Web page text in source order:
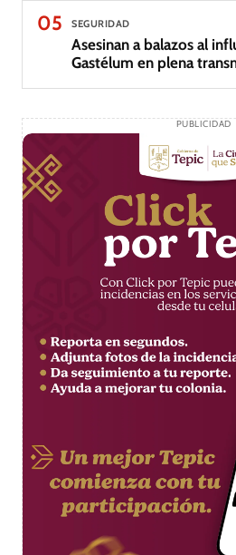
05 SEGURIDAD
Asesinan a balazos al
Gastélum en plena
PUBLICIDAD